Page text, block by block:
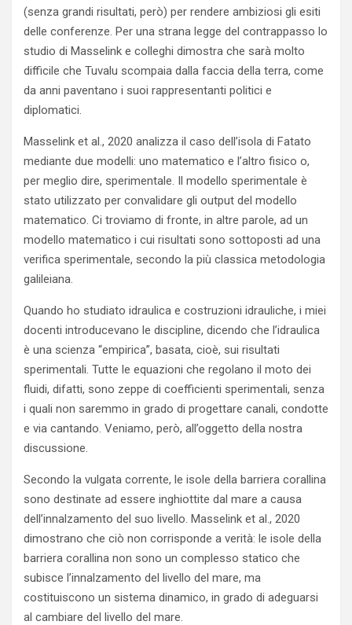
(senza grandi risultati, però) per rendere ambiziosi gli esiti
delle conferenze. Per una strana legge del contrappasso lo
studio di Masselink e colleghi dimostra che sarà molto
difficile che Tuvalu scompaia dalla faccia della terra, come
da anni paventano i suoi rappresentanti politici e
diplomatici.
Masselink et al., 2020 analizza il caso dell’isola di Fatato
mediante due modelli: uno matematico e l’altro fisico o,
per meglio dire, sperimentale. Il modello sperimentale è
stato utilizzato per convalidare gli output del modello
matematico. Ci troviamo di fronte, in altre parole, ad un
modello matematico i cui risultati sono sottoposti ad una
verifica sperimentale, secondo la più classica metodologia
galileiana.
Quando ho studiato idraulica e costruzioni idrauliche, i miei
docenti introducevano le discipline, dicendo che l’idraulica
è una scienza “empirica”, basata, cioè, sui risultati
sperimentali. Tutte le equazioni che regolano il moto dei
fluidi, difatti, sono zeppe di coefficienti sperimentali, senza
i quali non saremmo in grado di progettare canali, condotte
e via cantando. Veniamo, però, all’oggetto della nostra
discussione.
Secondo la vulgata corrente, le isole della barriera corallina
sono destinate ad essere inghiottite dal mare a causa
dell’innalzamento del suo livello. Masselink et al., 2020
dimostrano che ciò non corrisponde a verità: le isole della
barriera corallina non sono un complesso statico che
subisce l’innalzamento del livello del mare, ma
costituiscono un sistema dinamico, in grado di adeguarsi
al cambiare del livello del mare.